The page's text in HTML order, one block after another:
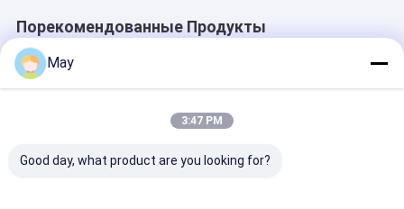
Порекомендованные Продукты
May
3:47 PM
Good day, what product are you looking for?